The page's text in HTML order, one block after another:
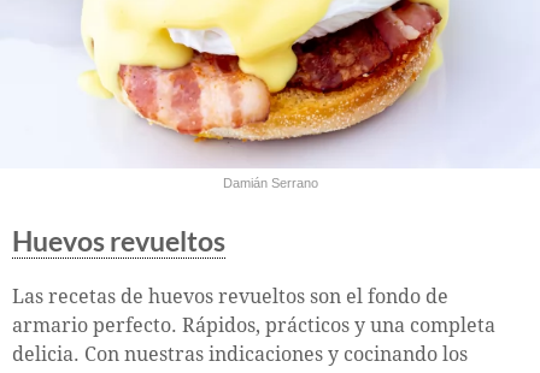
Damián Serrano
Huevos revueltos
Las recetas de huevos revueltos son el fondo de
armario perfecto. Rápidos, prácticos y una completa
delicia. Con nuestras indicaciones y cocinando los